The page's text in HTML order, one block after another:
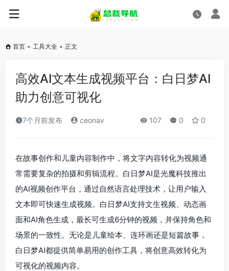
首页 • 工具大全 • 正文
高效AI文本生成视频平台：白日梦AI
助力创意可视化
7个月前发布 ceonav 107 0 0
在故事创作和儿童内容制作中，将文字内容转化为视频通
常需要复杂的拍摄和剪辑流程。白日梦AI是光魔科技推出
的AI视频创作平台，通过自然语言处理技术，让用户输入
文本即可快速生成视频。白日梦AI支持文生视频、动态画
面和AI角色生成，最长可生成6分钟的视频，并保持角色和
场景的一致性。无论是儿童绘本、连环画还是短篇故事，
白日梦AI都提供简单易用的创作工具，将创意高效转化为
可视化的视频内容。